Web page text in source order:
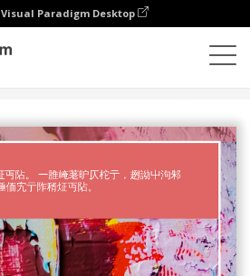
Visual Paradigm Desktop